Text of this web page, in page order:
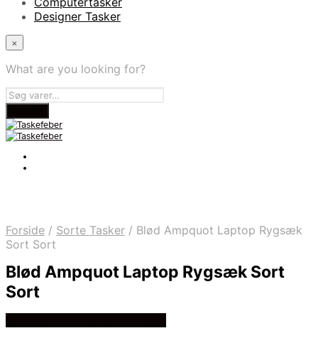
Designer Tasker
×
What are you looking for?
Forside / Sorte Tasker / Blød Ampquot Laptop Rygsæk
Sort Sort
Blød Ampquot Laptop Rygsæk Sort
Sort